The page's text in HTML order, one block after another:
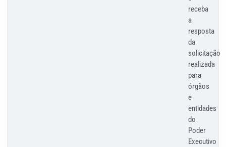
receba
a
resposta
da
solicitação
realizada
para
órgãos
e
entidades
do
Poder
Executivo